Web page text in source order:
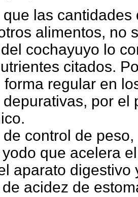
las
alimentos, no
cochayuyo lo
citados.
forma regular en
por
control de
que acelera
aparato digestivo
acidez de